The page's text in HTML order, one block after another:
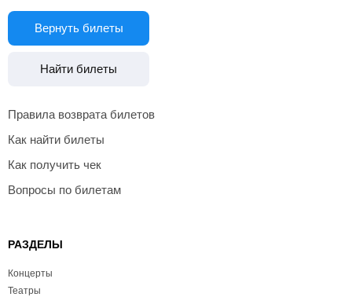
Вернуть билеты
Найти билеты
Правила возврата билетов
Как найти билеты
Как получить чек
Вопросы по билетам
РАЗДЕЛЫ
Концерты
Театры